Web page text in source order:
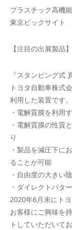
プラスチック高機
東京ビックサイト
【注目の出展製品】
『スタンピング式
トヨタ自動車株式
利用した装置です。
・電解質膜を利用
・電解質膜の性質
り
・製品を減圧下に
ることが可能
・自由度の大きい
・ダイレクトパタ
2020年6月末にト
お客様にご興味を
トしていただいて